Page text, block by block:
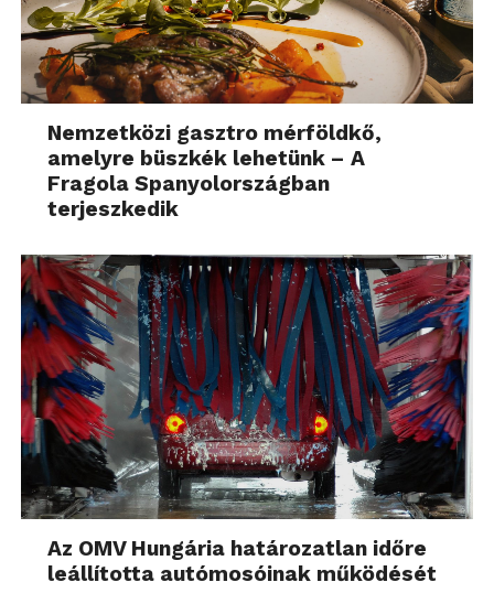
Nemzetközi gasztro mérföldkő,
amelyre büszkék lehetünk – A
Fragola Spanyolországban
terjeszkedik
Az OMV Hungária határozatlan időre
leállította autómosóinak működését